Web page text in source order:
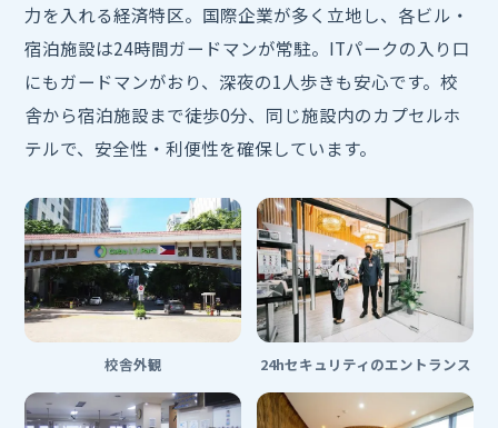
力を入れる経済特区。国際企業が多く立地し、各ビル・
宿泊施設は24時間ガードマンが常駐。ITパークの入り口
にもガードマンがおり、深夜の1人歩きも安心です。校
舎から宿泊施設まで徒歩0分、同じ施設内のカプセルホ
テルで、安全性・利便性を確保しています。
校舎外観 24hセキュリティのエントランス